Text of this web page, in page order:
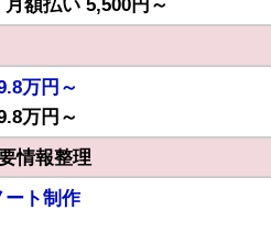
額払い 5,500円～
万円～
万円～
情報整理
ート制作